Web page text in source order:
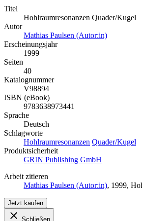
Titel
Hohlraumresonanzen Quader/Kugel
Autor
Mathias Paulsen (Autor:in)
Erscheinungsjahr
1999
Seiten
40
Katalognummer
V98894
ISBN (eBook)
9783638973441
Sprache
Deutsch
Schlagworte
Hohlraumresonanzen Quader/Kugel
Produktsicherheit
GRIN Publishing GmbH
Arbeit zitieren
Mathias Paulsen (Autor:in), 1999,
Jetzt kaufen
Schließen